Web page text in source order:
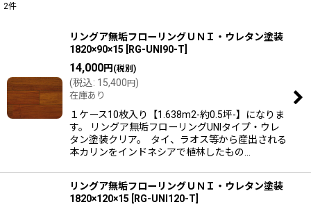
絞り込む
2件
リングア無垢フローリングＵＮＩ・ウレタン塗装
1820×90×15
RG-UNI90-T
14,000円 (税別)
(税込: 15,400円)
在庫あり
１ケース10枚入り【1.638m2-約0.5坪-】になりま
す。 リングア無垢フローリングUNIタイプ・ウレ
タン塗装クリア。 タイ、ラオス等から産出される
本カリンをインドネシアで植林したもの…
リングア無垢フローリングＵＮＩ・ウレタン塗装
1820×120×15
RG-UNI120-T